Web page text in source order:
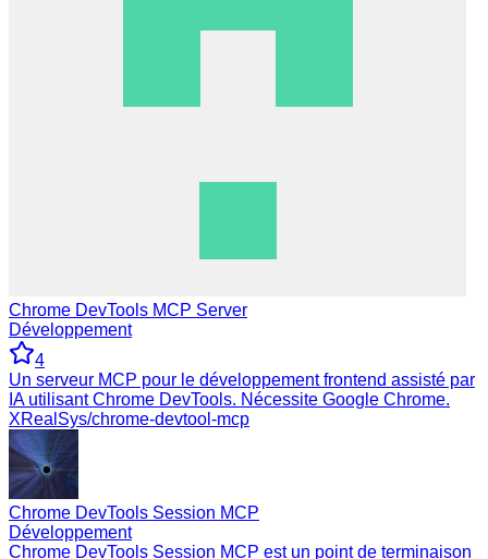
Chrome DevTools MCP Server
Développement
4
Un serveur MCP pour le développement frontend assisté par
IA utilisant Chrome DevTools. Nécessite Google Chrome.
XRealSys/chrome-devtool-mcp
Chrome DevTools Session MCP
Développement
Chrome DevTools Session MCP est un point de terminaison